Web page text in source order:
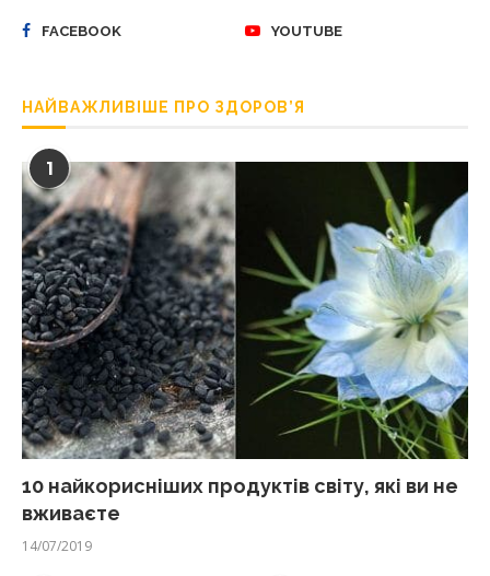
FACEBOOK YOUTUBE
НАЙВАЖЛИВІШЕ ПРО ЗДОРОВ’Я
1
10 найкорисніших продуктів світу, які ви не
вживаєте
14/07/2019